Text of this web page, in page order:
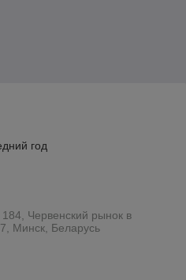
год
Червенский рынок в
Минск, Беларусь